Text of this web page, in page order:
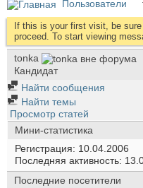
Пользователи
If this is your first visit, be
proceed. To start viewing
tonka
Кандидат
Найти сообщения
Найти темы
Просмотр статей
Мини-статистика
Регистрация
10.04.2006
Последняя активность
Последние посетители